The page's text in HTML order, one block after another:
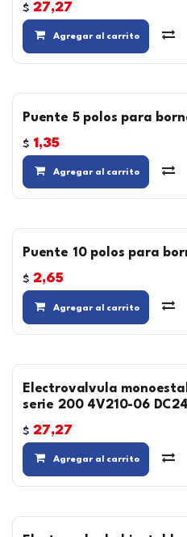
$ 27,27
Agregar al carrito
Puente 5 polos para
$ 1,35
Agregar al carrito
Puente 10 polos para
$ 2,65
Agregar al carrito
Electrovalvula
serie 200 4V210-06
$ 27,27
Agregar al carrito